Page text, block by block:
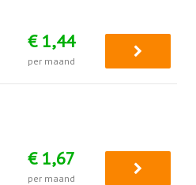
€ 1,44
per maand
€ 1,67
per maand